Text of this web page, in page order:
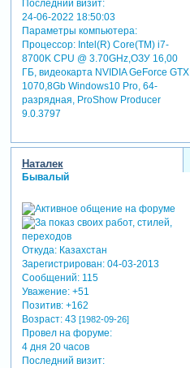
Последний визит:
24-06-2022 18:50:03
Параметры компьютера:
Процессор: Intel(R) Core(TM) i7-
8700K CPU @ 3.70GHz,ОЗУ 16,00
ГБ, видеокарта NVIDIA GeForce GTX
1070,8Gb Windows10 Pro, 64-
разрядная, ProShow Producer
9.0.3797
Наталек
Бывалый
Откуда:Казахстан
Зарегистрирован: 04-03-2013
Сообщений:115
Уважение: +51
Позитив: +162
Возраст:43 [1982-09-26]
Провел на форуме:
4 дня 20 часов
Последний визит: